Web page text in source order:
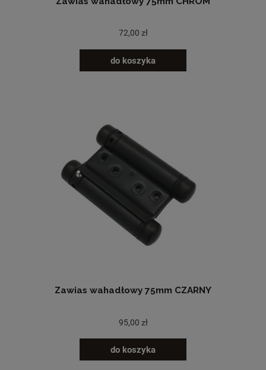
72,00 zł
do koszyka
Zawias wahadłowy 75mm CZARNY
95,00 zł
do koszyka